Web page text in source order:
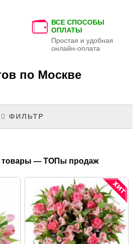
ВСЕ СПОСОБЫ
ОПЛАТЫ
Простая и удобная
онлайн-оплата
по Москве
ФИЛЬТР
товары — ТОПы продаж